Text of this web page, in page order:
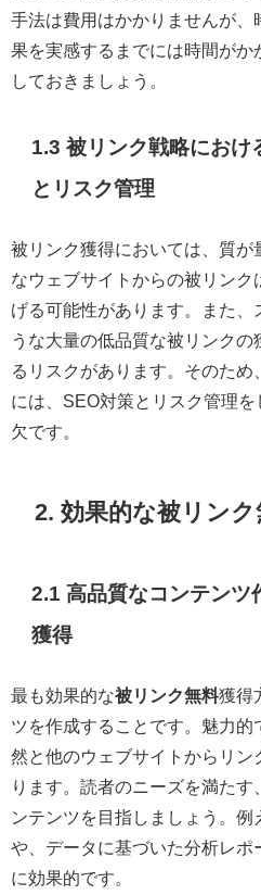
手法は費用はかかりませんが、
果を実感するまでには時間がか
しておきましょう。
1.3 被リンク戦略におけ
とリスク管理
被リンク獲得においては、質が
なウェブサイトからの被リン
げる可能性があります。また、
うな大量の低品質な被リンク
るリスクがあります。そのた
には、SEO対策とリスク管理
欠です。
2. 効果的な被リン
2.1 高品質なコンテンツ
獲得
最も効果的な被リンク無料獲得
ツを作成することです。魅力的
然と他のウェブサイトからリン
ります。読者のニーズを満たす
ンテンツを目指しましょう。
や、データに基づいた分析レポ
に効果的です。